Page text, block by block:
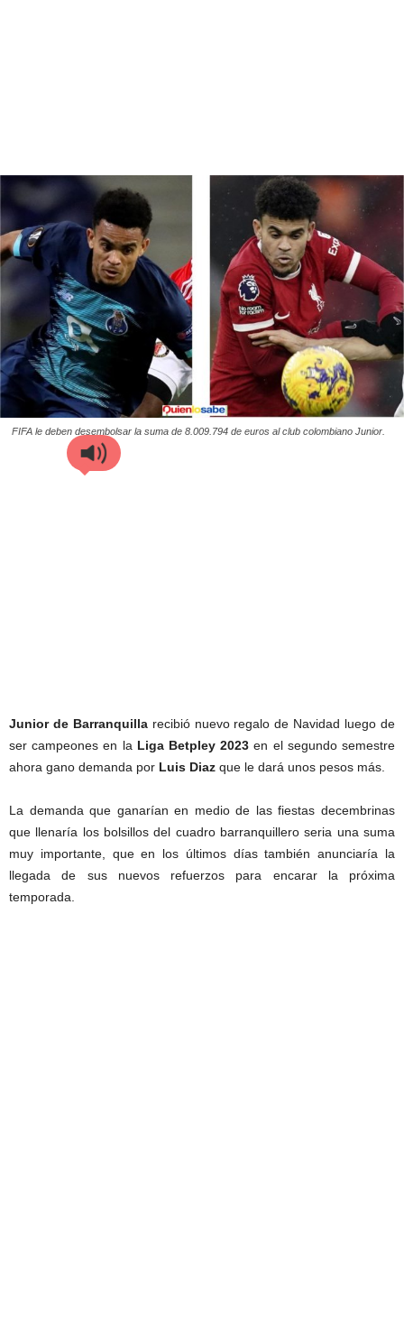
FIFA le deben desembolsar la suma de 8.009.794 de euros al club colombiano Junior.
Junior de Barranquillarecibió nuevo regalo de Navidad luego de
ser campeones en la Liga Betpley 2023 en el segundo semestre
ahora gano demanda por Luis Diaz que le dará unos pesos más.
La demanda que ganarían en medio de las fiestas decembrinas
que llenaría los bolsillos del cuadro barranquillero seria una suma
muy importante, que en los últimos días también anunciaría la
llegada de sus nuevos refuerzos para encarar la próxima
temporada.